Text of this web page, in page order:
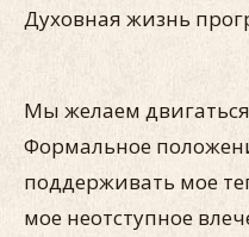
Духовная жизнь
Мы желаем
Формальное
поддерживать мое
мое неотступное